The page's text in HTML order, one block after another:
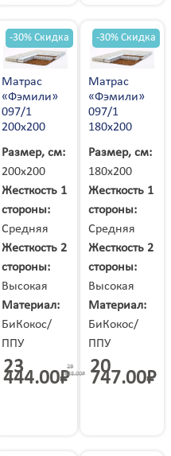
Матрас
«Фэмили»
097/1
200х200
Размер, см:
200х200
Жесткость 1
стороны:
Средняя
Жесткость 2
стороны:
Высокая
Материал:
БиКокос/
ППУ
23
444.00₽
-30% Скидка
Матрас
«Фэмили»
097/1
180х200
Размер, см:
180х200
Жесткость 1
стороны:
Средняя
Жесткость 2
стороны:
Высокая
Материал:
БиКокос/
ППУ
29
638.00₽ 20
747.00₽
-30% Скидка